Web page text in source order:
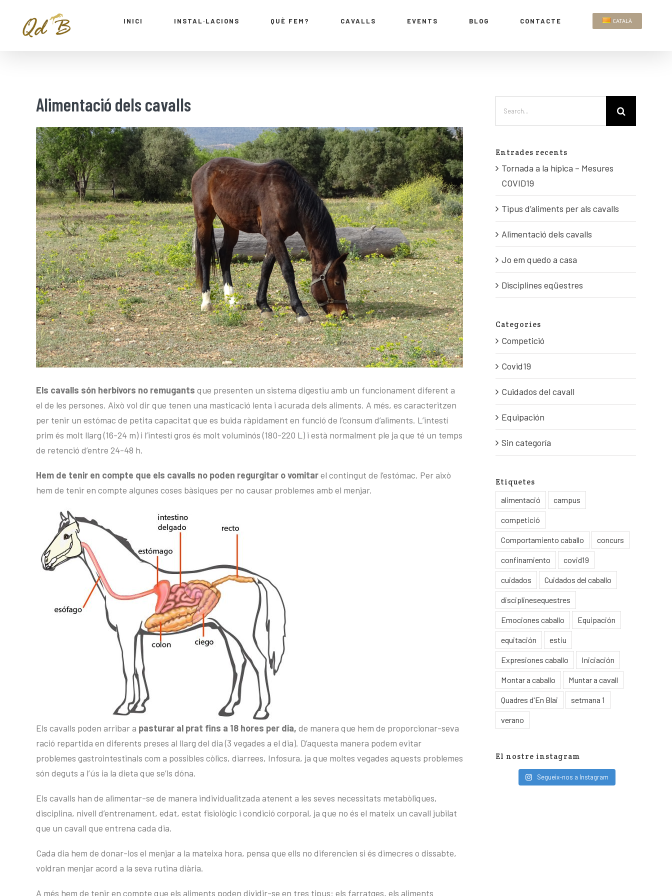
INICI INSTAL·LACIONS QUÈ FEM? CAVALLS EVENTS BLOG CONTACTE CATALÀ
Alimentació dels cavalls
Els cavalls són herbívors no remugants que presenten un sistema digestiu amb un funcionament diferent a
el de les persones. Això vol dir que tenen una masticació lenta i acurada dels aliments. A més, es caracteritzen
per tenir un estómac de petita capacitat que es buida ràpidament en funció de l’consum d’aliments. L’intestí
prim és molt llarg (16-24 m) i l’intestí gros és molt voluminós (180-220 L) i està normalment ple ja que té un temps
de retenció d’entre 24-48 h.
Hem de tenir en compte que els cavalls no poden regurgitar o vomitarel contingut de l’estómac. Per això
hem de tenir en compte algunes coses bàsiques per no causar problemes amb el menjar.
Els cavalls poden arribar a pasturar al prat fins a 18 hores per dia, de manera que hem de proporcionar-seva
ració repartida en diferents preses al llarg del dia (3 vegades a el dia). D’aquesta manera podem evitar
problemes gastrointestinals com a possibles còlics, diarrees, Infosura, ja que moltes vegades aquests problemes
són deguts a l’ús ia la dieta que se’ls dóna.
Els cavalls han de alimentar-se de manera individualitzada atenent a les seves necessitats metabòliques,
disciplina, nivell d’entrenament, edat, estat fisiològic i condició corporal, ja que no és el mateix un cavall jubilat
que un cavall que entrena cada dia.
Cada dia hem de donar-los el menjar a la mateixa hora, pensa que ells no diferencien si és dimecres o dissabte,
voldran menjar acord a la seva rutina diària.
A més hem de tenir en compte que els aliments poden dividir-se en tres tipus: els farratges, els aliments
Entrades recents
Tornada a la hípica – Mesures
COVID19
Tipus d’aliments per als cavalls
Alimentació dels cavalls
Jo em quedo a casa
Disciplines eqüestres
Categories
Competició
Covid19
Cuidados del cavall
Equipación
Sin categoría
Etiquetes
alimentació
campus
competició
Comportamiento caballo concurs
confinamiento covid19
cuidados Cuidados del caballo
disciplinesequestres
Emociones caballo Equipación
equitación estiu
Expresiones caballo Iniciación
Montar a caballo Muntar a cavall
Quadres d'En Blai setmana 1
verano
El nostre instagram
Segueix-nos a Instagram